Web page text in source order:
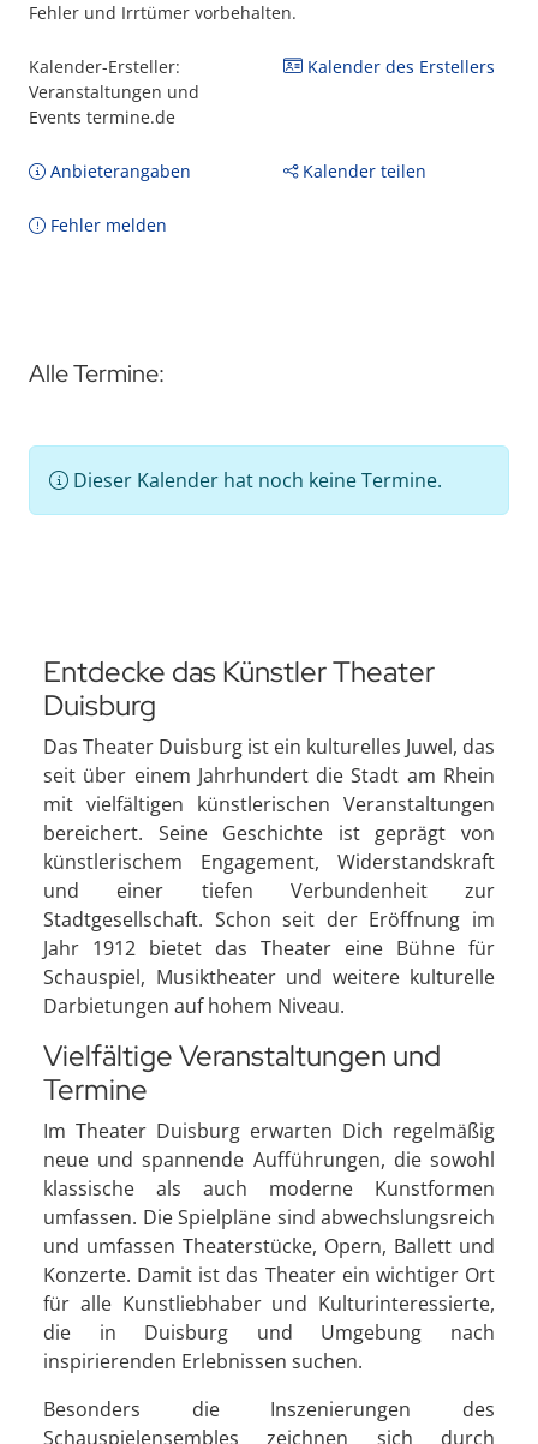
Fehler und Irrtümer vorbehalten.
Kalender-Ersteller:
Veranstaltungen und
Events termine.de
Kalender des Erstellers
Anbieterangaben Kalender teilen
Fehler melden
Alle Termine:
Dieser Kalender hat noch keine Termine.
Entdecke das Künstler Theater
Duisburg
Das Theater Duisburg ist ein kulturelles Juwel, das
seit über einem Jahrhundert die Stadt am Rhein
mit vielfältigen künstlerischen Veranstaltungen
bereichert. Seine Geschichte ist geprägt von
künstlerischem Engagement, Widerstandskraft
und einer tiefen Verbundenheit zur
Stadtgesellschaft. Schon seit der Eröffnung im
Jahr 1912 bietet das Theater eine Bühne für
Schauspiel, Musiktheater und weitere kulturelle
Darbietungen auf hohem Niveau.
Vielfältige Veranstaltungen und
Termine
Im Theater Duisburg erwarten Dich regelmäßig
neue und spannende Aufführungen, die sowohl
klassische als auch moderne Kunstformen
umfassen. Die Spielpläne sind abwechslungsreich
und umfassen Theaterstücke, Opern, Ballett und
Konzerte. Damit ist das Theater ein wichtiger Ort
für alle Kunstliebhaber und Kulturinteressierte,
die in Duisburg und Umgebung nach
inspirierenden Erlebnissen suchen.
Besonders die Inszenierungen des
Schauspielensembles zeichnen sich durch